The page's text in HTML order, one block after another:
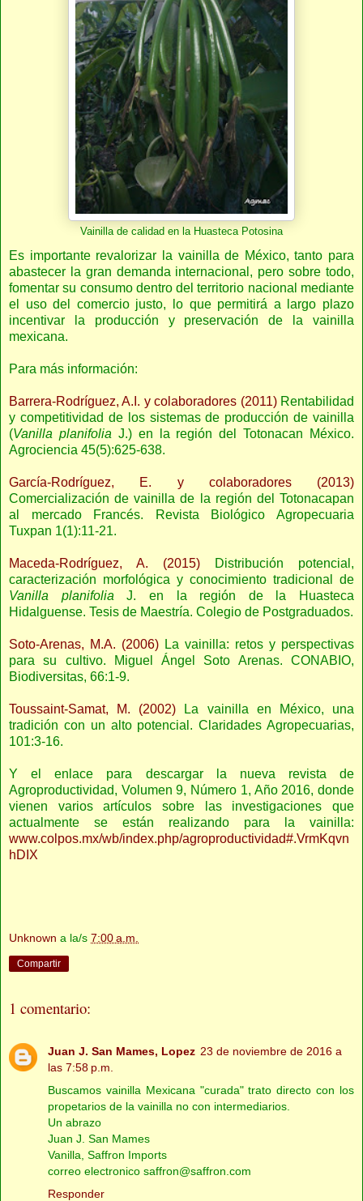
Vainilla de calidad en la Huasteca Potosina
Es importante revalorizar la vainilla de México, tanto para
abastecer la gran demanda internacional, pero sobre todo,
fomentar su consumo dentro del territorio nacional mediante
el uso del comercio justo, lo que permitirá a largo plazo
incentivar la producción y preservación de la vainilla
mexicana.
Para más información:
Barrera-Rodríguez, A.I. y colaboradores (2011)Rentabilidad
y competitividad de los sistemas de producción de vainilla
(Vanilla planifolia J.) en la región del Totonacan México.
Agrociencia 45(5):625-638.
García-Rodríguez, E. y colaboradores (2013)
Comercialización de vainilla de la región del Totonacapan
al mercado Francés. Revista Biológico Agropecuaria
Tuxpan 1(1):11-21.
Maceda-Rodríguez, A. (2015) Distribución potencial,
caracterización morfológica y conocimiento tradicional de
Vanilla planifoliaJ. en la región de la Huasteca
Hidalguense. Tesis de Maestría. Colegio de Postgraduados.
Soto-Arenas, M.A. (2006) La vainilla: retos y perspectivas
para su cultivo. Miguel Ángel Soto Arenas. CONABIO,
Biodiversitas, 66:1-9.
Toussaint-Samat, M. (2002) La vainilla en México, una
tradición con un alto potencial. Claridades Agropecuarias,
101:3-16.
Y el enlace para descargar la nueva revista de
Agroproductividad, Volumen 9, Número 1, Año 2016, donde
vienen varios artículos sobre las investigaciones que
actualmente se están realizando para la vainilla:
www.colpos.mx/wb/index.php/agroproductividad#.VrmKqvn
hDIX
Unknown a la/s 7:00 a.m.
Compartir
1 comentario:
Juan J. San Mames, Lopez 23 de noviembre de 2016 a
las 7:58 p.m.
Buscamos vainilla Mexicana "curada" trato directo con los
propetarios de la vainilla no con intermediarios.
Un abrazo
Juan J. San Mames
Vanilla, Saffron Imports
correo electronico saffron@saffron.com
Responder